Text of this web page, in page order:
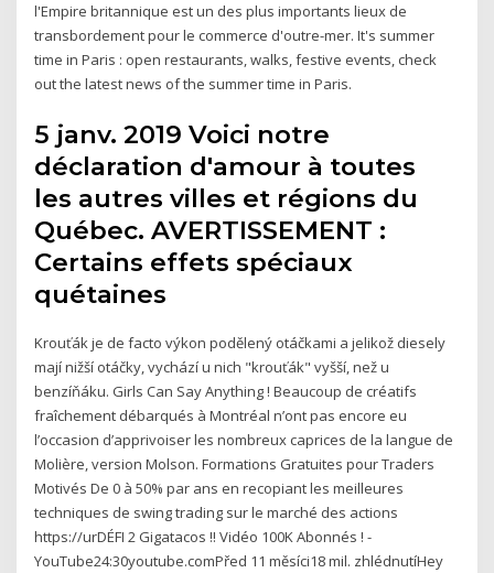
l'Empire britannique est un des plus importants lieux de
transbordement pour le commerce d'outre-mer. It's summer
time in Paris : open restaurants, walks, festive events, check
out the latest news of the summer time in Paris.
5 janv. 2019 Voici notre
déclaration d'amour à toutes
les autres villes et régions du
Québec. AVERTISSEMENT :
Certains effets spéciaux
quétaines
Krouťák je de facto výkon podělený otáčkami a jelikož diesely
mají nižší otáčky, vychází u nich "krouťák" vyšší, než u
benzíňáku. Girls Can Say Anything ! Beaucoup de créatifs
fraîchement débarqués à Montréal n’ont pas encore eu
l’occasion d’apprivoiser les nombreux caprices de la langue de
Molière, version Molson. Formations Gratuites pour Traders
Motivés De 0 à 50% par ans en recopiant les meilleures
techniques de swing trading sur le marché des actions
️https://urDÉFI 2 Gigatacos !! Vidéo 100K Abonnés ! -
YouTube24:30youtube.comPřed 11 měsíci18 mil. zhlédnutíHey